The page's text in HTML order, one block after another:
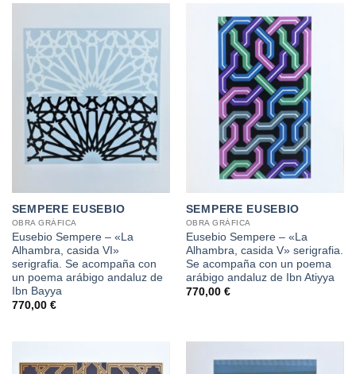
SEMPERE EUSEBIO
OBRA GRÁFICA
Eusebio Sempere – «La
Alhambra, casida VI»
serigrafia. Se acompaña con
un poema arábigo andaluz de
Ibn Bayya
770,00 €
SEMPERE EUSEBIO
OBRA GRÁFICA
Eusebio Sempere – «La
Alhambra, casida V» serigrafia.
Se acompaña con un poema
arábigo andaluz de Ibn Atiyya
770,00 €